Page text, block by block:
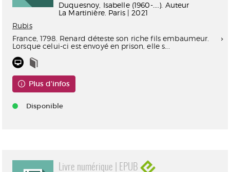
Duquesnoy, Isabelle (1960-....). Auteur
La Martinière. Paris | 2021
Rubis
France, 1798. Renard déteste son riche fils embaumeur.
Lorsque celui-ci est envoyé en prison, elle s...
Plus d'infos
Disponible
Livre numérique | EPUB